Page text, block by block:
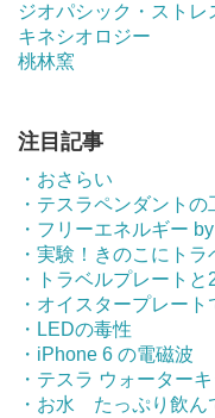
ジオパシック・ストレ
キネシオロジー
桃林窯
注目記事
・おさらい
・テスラペンダントの
・フリーエネルギー
・実験！きのこにトラ
・トラベルプレートと
・オイスタープレー
・LEDの毒性
・iPhone 6 の電磁波
・テスラ ウォーター
・お水 たっぷり飲ん